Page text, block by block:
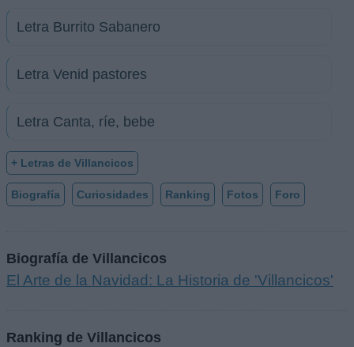
Letra Burrito Sabanero
Letra Venid pastores
Letra Canta, ríe, bebe
+ Letras de Villancicos
Biografía Curiosidades Ranking Fotos Foro
Biografía de Villancicos
El Arte de la Navidad: La Historia de 'Villancicos'
Ranking de Villancicos